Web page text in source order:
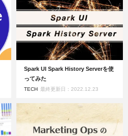
Spark UI Spark History Serverを使
ってみた
TECH 最終更新日：2022.12.23